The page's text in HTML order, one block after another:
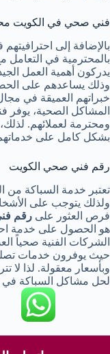
فني صحي في الكويت
بالإضافة إلى
بالمحترمية في التعامل
يدركون أهمية العمل
وذلك يساعدهم على
خبراتهم العميقة في
المشاكل الصحية،
ومحترمة لعملائهم.
بشكل كامل على خدماتهم
رقم فني صحي الكويت
تعتبر خدمة السباكة من
ولذلك يتوجب على
فرص العثور على رقم
هو الحصول على خدمة
الشركات الفنية صحياً
حيث يوفرون خدمات
وبأسعار معقولة. لذا
لحل مشاكل السباكة في